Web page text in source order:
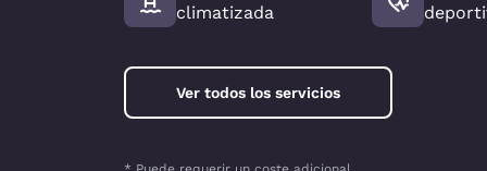
climatizada
Ver todos los servicios